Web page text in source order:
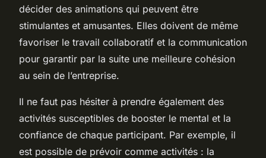
décider des animations qui peuvent être
stimulantes et amusantes. Elles doivent de même
favoriser le travail collaboratif et la communication
pour garantir par la suite une meilleure cohésion
au sein de l’entreprise.
Il ne faut pas hésiter à prendre également des
activités susceptibles de booster le mental et la
confiance de chaque participant. Par exemple, il
est possible de prévoir comme activités : la